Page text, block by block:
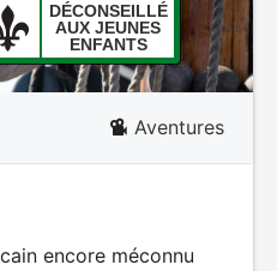
DÉCONSEILLÉ
AUX JEUNES
ENFANTS
Aventures
encore méconnu